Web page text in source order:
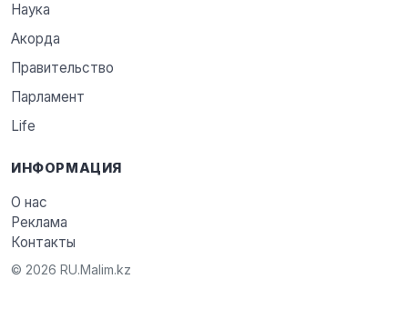
Наука
Акорда
Правительство
Парламент
Life
ИНФОРМАЦИЯ
О нас
Реклама
Контакты
© 2026 RU.Malim.kz